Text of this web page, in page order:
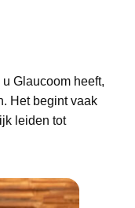
Glaucoom heeft,
Het begint vaak
leiden tot